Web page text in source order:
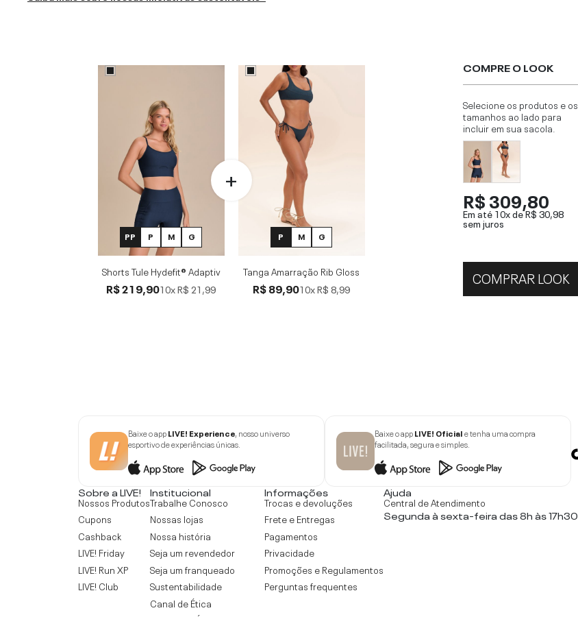
PP P M G
Shorts Tule Hydefit® Adaptiv
R$ 219,9010xR$ 21,99
P M G
Tanga Amarração Rib Gloss
R$ 89,9010xR$ 8,99
COMPRE O LOOK
Selecione os produtos e os
tamanhos ao lado para
incluir em sua sacola.
R$ 309,80
Em até 10x deR$ 30,98
sem juros
COMPRAR LOOK
Baixe o appLIVE! Experience, nosso universo
esportivo de experiências únicas.
Baixe o appLIVE! Oficiale tenha uma compra
facilitada, segura e simples.
Sobre a LIVE!
Nossos Produtos
Cupons
Cashback
LIVE! Friday
LIVE! Run XP
LIVE! Club
Institucional
Trabalhe Conosco
Nossas lojas
Nossa história
Seja um revendedor
Seja um franqueado
Sustentabilidade
Canal de Ética
Informações
Trocas e devoluções
Frete e Entregas
Pagamentos
Privacidade
Promoções e Regulamentos
Perguntas frequentes
Ajuda
Central de Atendimento
Segunda à sexta-feira das 8h às 17h30